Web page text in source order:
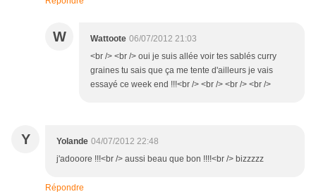
W Wattoote 06/07/2012 21:03
<br /> <br /> oui je suis allée voir tes sablés curry
graines tu sais que ça me tente d'ailleurs je vais
essayé ce week end !!!<br /> <br /> <br /> <br />
Y Yolande 04/07/2012 22:48
j'adooore !!!<br /> aussi beau que bon !!!!<br /> bizzzzz
Répondre